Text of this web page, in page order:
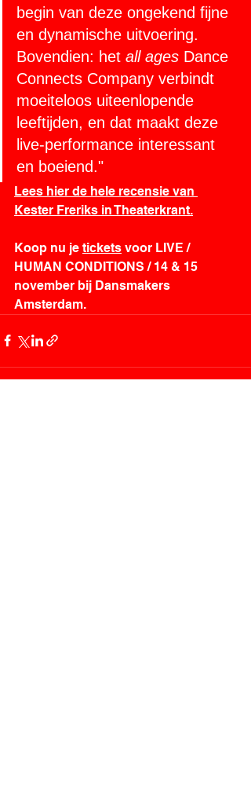
begin van deze ongekend fijne
en dynamische uitvoering.
Bovendien: het all ages Dance
Connects Company verbindt
moeiteloos uiteenlopende
leeftijden, en dat maakt deze
live-performance interessant
en boeiend."
Lees hier de hele recensie van
Kester Freriks in Theaterkrant.
Koop nu je tickets voor LIVE /
HUMAN CONDITIONS / 14 & 15
november bij Dansmakers
Amsterdam.